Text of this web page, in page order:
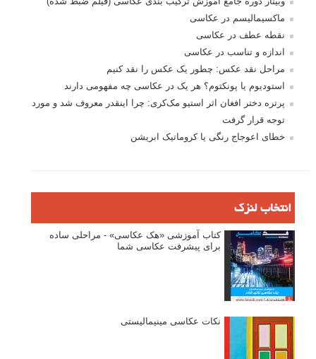
ماکسیمالیسم در عکاسی
نقطه عطف در عکاسی
اندازه و تناسب در عکاسی
مراحل نقد عکس: چطور یک عکس را نقد کنیم
استودیوم یا پونکتوم؟ هر یک در عکاسی چه مفهومی دارند
پرتره دختر افغان اثر استیو مک‌کری: چرا اینقدر معروف شد و مورد
توجه قرار گرفت
خطای اعوجاج رنگی یا کروماتیک ابریشن
انتخاب لنزک
کتاب آموزشی «هک عکاسی» - مراحلی ساده
برای پیشرفت عکاسی شما
نکات عکاسی مینیمالیستی